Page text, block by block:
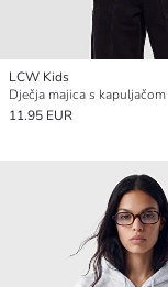
LCW Kids
11.95 EUR